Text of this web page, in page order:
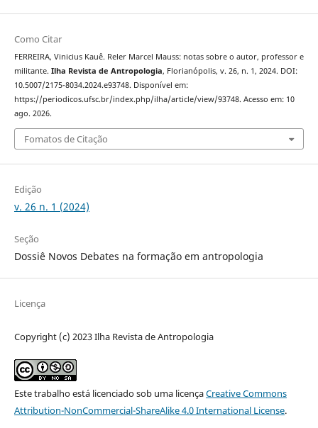
Como Citar
FERREIRA, Vinicius Kauê. Reler Marcel Mauss: notas sobre o autor, professor e
militante. Ilha Revista de Antropologia, Florianópolis, v. 26, n. 1, 2024. DOI:
10.5007/2175-8034.2024.e93748. Disponível em:
https://periodicos.ufsc.br/index.php/ilha/article/view/93748. Acesso em: 10
ago. 2026.
Fomatos de Citação
Edição
v. 26 n. 1 (2024)
Seção
Dossiê Novos Debates na formação em antropologia
Licença
Copyright (c) 2023 Ilha Revista de Antropologia
Este trabalho está licenciado sob uma licençaCreative Commons
Attribution-NonCommercial-ShareAlike 4.0 International License.